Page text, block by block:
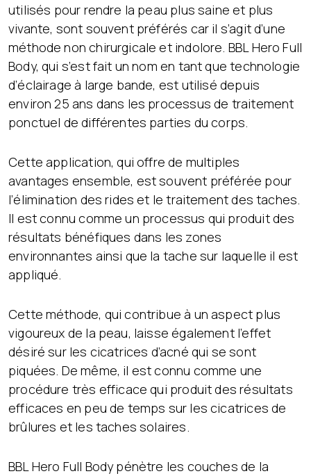
utilisés pour rendre la peau plus saine et plus
vivante, sont souvent préférés car il s’agit d’une
méthode non chirurgicale et indolore. BBL Hero Full
Body, qui s’est fait un nom en tant que technologie
d’éclairage à large bande, est utilisé depuis
environ 25 ans dans les processus de traitement
ponctuel de différentes parties du corps.
Cette application, qui offre de multiples
avantages ensemble, est souvent préférée pour
l’élimination des rides et le traitement des taches.
Il est connu comme un processus qui produit des
résultats bénéfiques dans les zones
environnantes ainsi que la tache sur laquelle il est
appliqué.
Cette méthode, qui contribue à un aspect plus
vigoureux de la peau, laisse également l’effet
désiré sur les cicatrices d’acné qui se sont
piquées. De même, il est connu comme une
procédure très efficace qui produit des résultats
efficaces en peu de temps sur les cicatrices de
brûlures et les taches solaires.
BBL Hero Full Body pénètre les couches de la